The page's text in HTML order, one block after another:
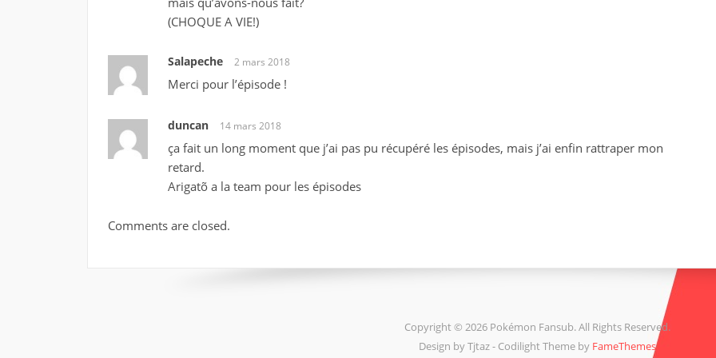
(CHOQUE A VIE!)
Salapeche 2 mars 2018
Merci pour l’épisode !
duncan 14 mars 2018
ça fait un long moment que j’ai pas pu récupéré les épisodes, mais j’ai enfin rattraper mon
retard.
Arigatõ a la team pour les épisodes
Comments are closed.
Copyright © 2026 Pokémon Fansub. All Rights Reserved.
Design by Tjtaz - Codilight Theme by FameThemes